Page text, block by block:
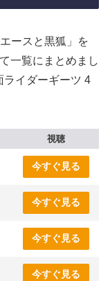
ースと黒狐」を
一覧にまとめまし
ライダーギーツ 4
視聴
今すぐ見る
今すぐ見る
今すぐ見る
今すぐ見る